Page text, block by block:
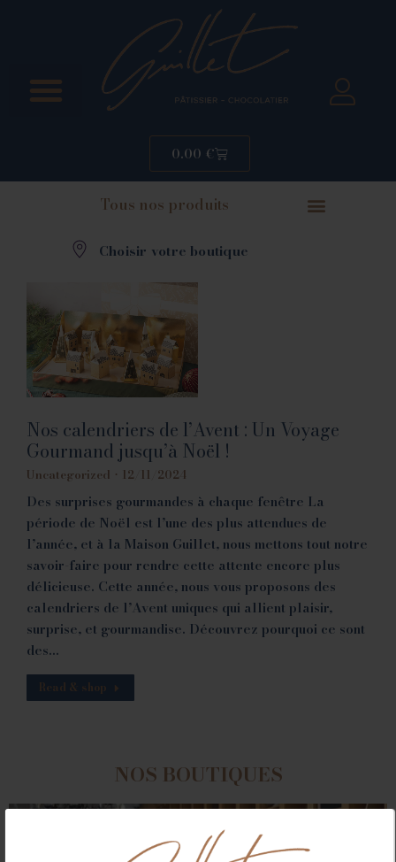
0.00 €
Tous nos produits
Choisir votre boutique
Nos calendriers de l’Avent : Un Voyage
Gourmand jusqu’à Noël !
Uncategorized 12/11/2024
Des surprises gourmandes à chaque fenêtre La
période de Noël est l’une des plus attendues de
l’année, et à la Maison Guillet, nous mettons tout notre
savoir-faire pour rendre cette attente encore plus
délicieuse. Cette année, nous vous proposons des
calendriers de l’Avent uniques qui allient plaisir,
surprise, et gourmandise. Découvrez pourquoi ce sont
des…
Read & shop
NOS BOUTIQUES